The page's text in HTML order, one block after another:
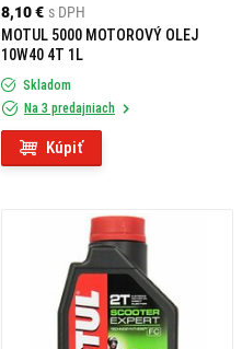
8,10 € s DPH
MOTUL 5000 MOTOROVÝ OLEJ
10W40 4T 1L
Skladom
Na 3 predajniach
Kúpiť